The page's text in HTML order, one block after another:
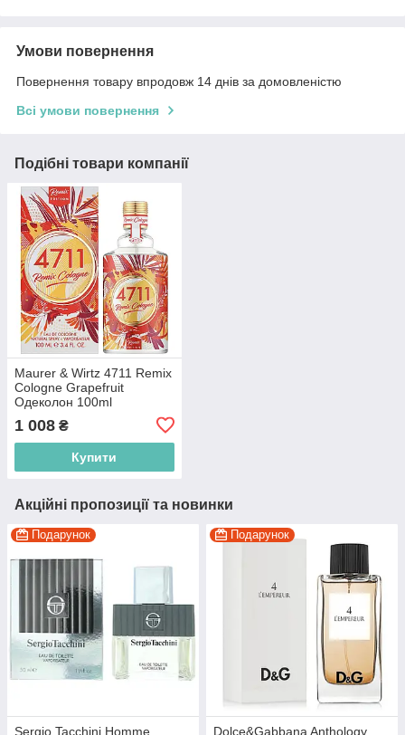
Умови повернення
Повернення товару впродовж 14 днів за домовленістю
Всі умови повернення
Подібні товари компанії
Maurer & Wirtz 4711 Remix
Cologne Grapefruit
Одеколон 100ml
1 008 ₴
Купити
Акційні пропозиції та новинки
Подарунок
Sergio Tacchini Homme
Подарунок
Dolce&Gabbana Anthology